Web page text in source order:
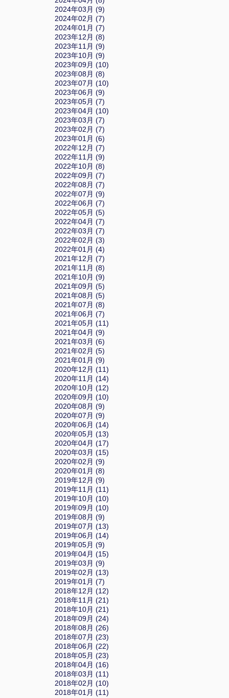
2024年03月 (9)
2024年02月 (7)
2024年01月 (7)
2023年12月 (8)
2023年11月 (9)
2023年10月 (9)
2023年09月 (10)
2023年08月 (8)
2023年07月 (10)
2023年06月 (9)
2023年05月 (7)
2023年04月 (10)
2023年03月 (7)
2023年02月 (7)
2023年01月 (6)
2022年12月 (7)
2022年11月 (9)
2022年10月 (8)
2022年09月 (7)
2022年08月 (7)
2022年07月 (9)
2022年06月 (7)
2022年05月 (5)
2022年04月 (7)
2022年03月 (7)
2022年02月 (3)
2022年01月 (4)
2021年12月 (7)
2021年11月 (8)
2021年10月 (9)
2021年09月 (5)
2021年08月 (5)
2021年07月 (8)
2021年06月 (7)
2021年05月 (11)
2021年04月 (9)
2021年03月 (6)
2021年02月 (5)
2021年01月 (9)
2020年12月 (11)
2020年11月 (14)
2020年10月 (12)
2020年09月 (10)
2020年08月 (9)
2020年07月 (9)
2020年06月 (14)
2020年05月 (13)
2020年04月 (17)
2020年03月 (15)
2020年02月 (9)
2020年01月 (8)
2019年12月 (9)
2019年11月 (11)
2019年10月 (10)
2019年09月 (10)
2019年08月 (9)
2019年07月 (13)
2019年06月 (14)
2019年05月 (9)
2019年04月 (15)
2019年03月 (9)
2019年02月 (13)
2019年01月 (7)
2018年12月 (12)
2018年11月 (21)
2018年10月 (21)
2018年09月 (24)
2018年08月 (26)
2018年07月 (23)
2018年06月 (22)
2018年05月 (23)
2018年04月 (16)
2018年03月 (11)
2018年02月 (10)
2018年01月 (11)